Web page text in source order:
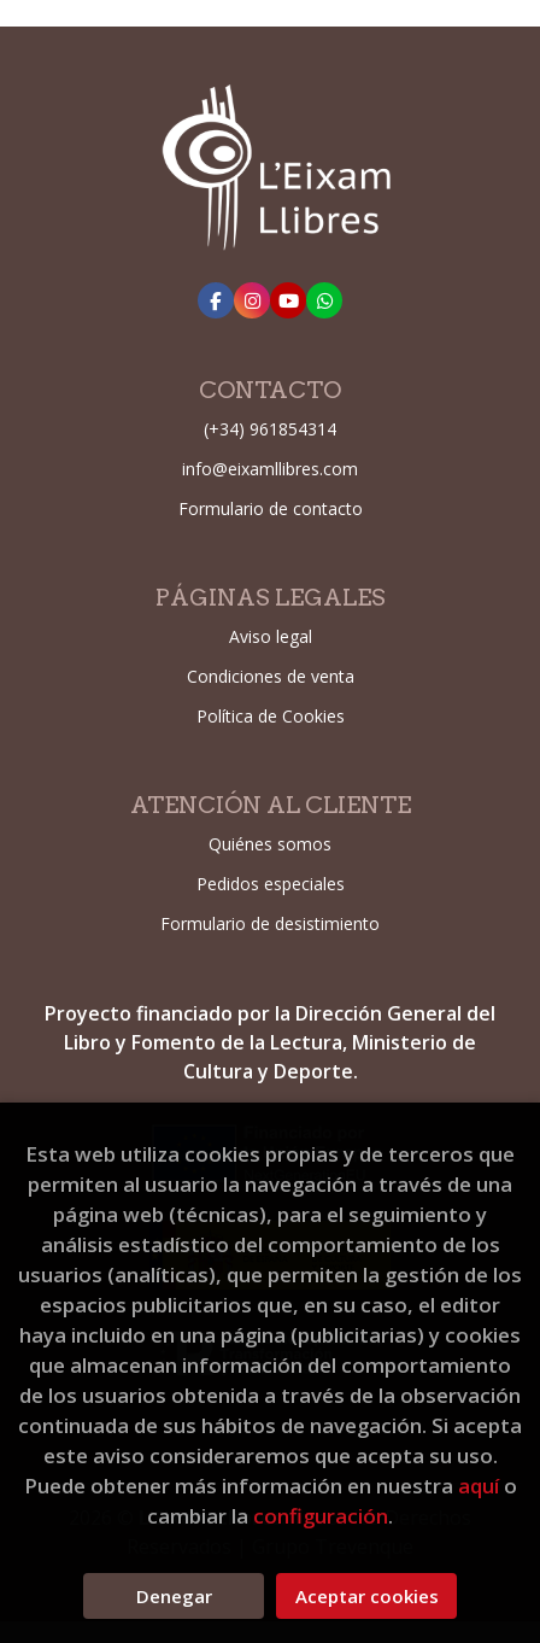
CONTACTO
(+34) 961854314
info@eixamllibres.com
Formulario de contacto
PÁGINAS LEGALES
Aviso legal
Condiciones de venta
Política de Cookies
ATENCIÓN AL CLIENTE
Quiénes somos
Pedidos especiales
Formulario de desistimiento
Proyecto financiado por la Dirección General del
Libro y Fomento de la Lectura, Ministerio de
Cultura y Deporte.
L'Eixam Llibres. Todos los Derechos
Esta web utiliza cookies propias y de terceros que
permiten al usuario la navegación a través de una
página web (técnicas), para el seguimiento y
análisis estadístico del comportamiento de los
usuarios (analíticas), que permiten la gestión de los
espacios publicitarios que, en su caso, el editor
haya incluido en una página (publicitarias) y cookies
que almacenan información del comportamiento
de los usuarios obtenida a través de la observación
continuada de sus hábitos de navegación. Si acepta
este aviso consideraremos que acepta su uso.
Puede obtener más información en nuestra aquío
cambiar la configuración.
Denegar Aceptar cookies